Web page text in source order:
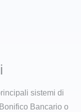
sistemi di
Bancario o